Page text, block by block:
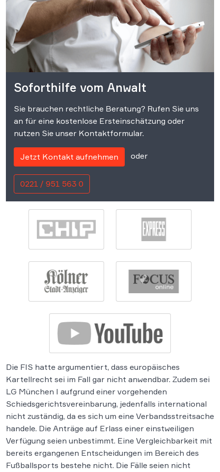
Soforthilfe vom Anwalt
Sie brauchen rechtliche Beratung? Rufen Sie uns
an für eine kostenlose Ersteinschätzung oder
nutzen Sie unser Kontaktformular.
Jetzt Kontakt aufnehmen oder
0221 / 951 563 0
Die FIS hatte argumentiert, dass europäisches
Kartellrecht sei im Fall gar nicht anwendbar. Zudem sei
LG München I aufgrund einer vorgehenden
Schiedsgerichtsvereinbarung, jedenfalls international
nicht zuständig, da es sich um eine Verbandsstreitsache
handele. Die Anträge auf Erlass einer einstweiligen
Verfügung seien unbestimmt. Eine Vergleichbarkeit mit
bereits ergangenen Entscheidungen im Bereich des
Fußballsports bestehe nicht. Die Fälle seien nicht